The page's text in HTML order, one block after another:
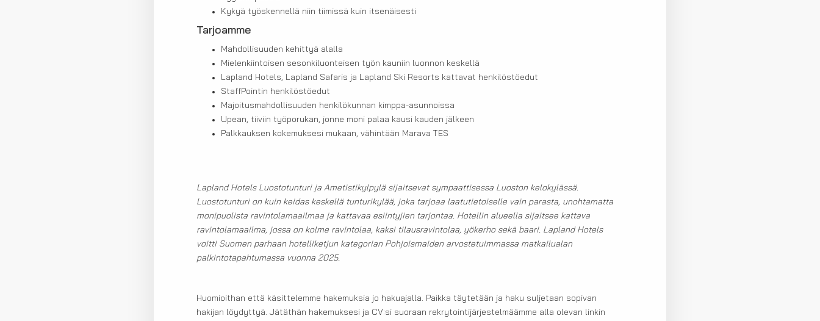
Kykyä työskennellä niin tiimissä kuin itsenäisesti
Tarjoamme
Mahdollisuuden kehittyä alalla
Mielenkiintoisen sesonkiluonteisen työn kauniin luonnon keskellä
Lapland Hotels, Lapland Safaris ja Lapland Ski Resorts kattavat henkilöstöedut
StaffPointin henkilöstöedut
Majoitusmahdollisuuden henkilökunnan kimppa-asunnoissa
Upean, tiiviin työporukan, jonne moni palaa kausi kauden jälkeen
Palkkauksen kokemuksesi mukaan, vähintään Marava TES
Lapland Hotels Luostotunturi ja Ametistikylpylä sijaitsevat sympaattisessa Luoston kelokylässä.
Luostotunturi on kuin keidas keskellä tunturikylää, joka tarjoaa laatutietoiselle vain parasta, unohtamatta
monipuolista ravintolamaailmaa ja kattavaa esiintyjien tarjontaa. Hotellin alueella sijaitsee kattava
ravintolamaailma, jossa on kolme ravintolaa, kaksi tilausravintolaa, yökerho sekä baari. Lapland Hotels
voitti Suomen parhaan hotelliketjun kategorian Pohjoismaiden arvostetuimmassa matkailualan
palkintotapahtumassa vuonna 2025.
Huomioithan että käsittelemme hakemuksia jo hakuajalla. Paikka täytetään ja haku suljetaan sopivan
hakijan löydyttyä. Jätäthän hakemuksesi ja CV:si suoraan rekrytointijärjestelmäämme alla olevan linkin